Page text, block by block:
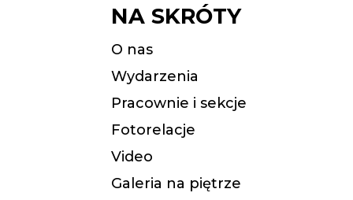
NA SKRÓTY
O nas
Wydarzenia
Pracownie i sekcje
Fotorelacje
Video
Galeria na piętrze